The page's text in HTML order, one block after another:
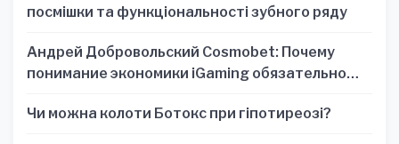
посмішки та функціональності зубного ряду
Андрей Добровольский Cosmobet: Почему
понимание экономики iGaming обязательно
Чи можна колоти Ботокс при гіпотиреозі?